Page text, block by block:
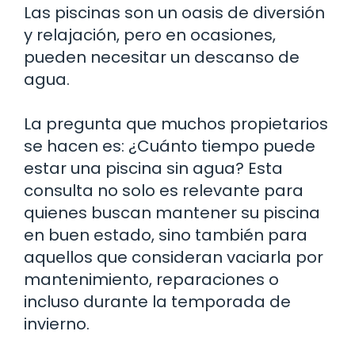
Las piscinas son un oasis de diversión
y relajación, pero en ocasiones,
pueden necesitar un descanso de
agua.
La pregunta que muchos propietarios
se hacen es: ¿Cuánto tiempo puede
estar una piscina sin agua? Esta
consulta no solo es relevante para
quienes buscan mantener su piscina
en buen estado, sino también para
aquellos que consideran vaciarla por
mantenimiento, reparaciones o
incluso durante la temporada de
invierno.